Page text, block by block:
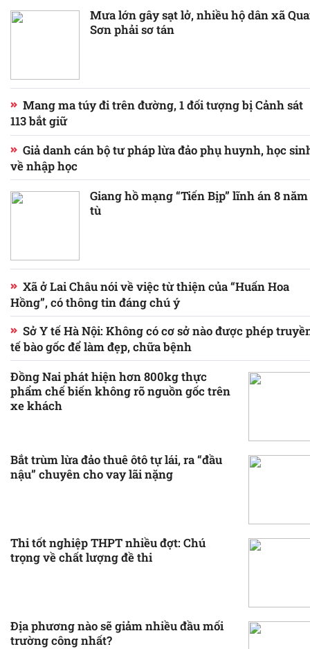
Mưa lớn gây sạt lở, nhiều hộ dân xã
Sơn phải sơ tán
113 bắt giữ
về nhập học
Giang hồ mạng “Tiến Bịp” lĩnh án 8 năm
tù
Hồng”, có thông tin đáng chú ý
tế bào gốc để làm đẹp, chữa bệnh
Đồng Nai phát hiện hơn 800kg thực
phẩm chế biến không rõ nguồn gốc trên
xe khách
Bắt trùm lừa đảo thuê ôtô tự lái, ra “đầu
nậu” chuyên cho vay lãi nặng
Thi tốt nghiệp THPT nhiều đợt: Chú
trọng về chất lượng đề thi
Địa phương nào sẽ giảm nhiều đầu mối
trường công nhất?